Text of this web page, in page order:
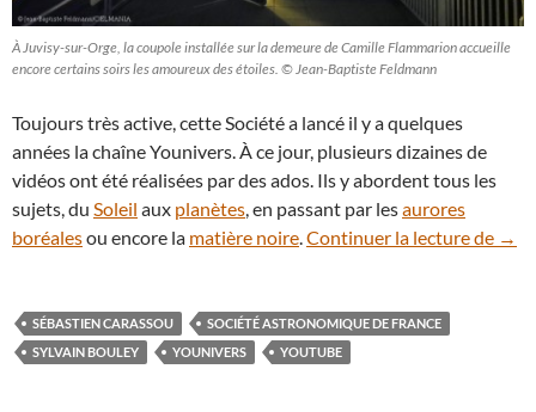
À Juvisy-sur-Orge, la coupole installée sur la demeure de Camille Flammarion accueille
encore certains soirs les amoureux des étoiles. © Jean-Baptiste Feldmann
Toujours très active, cette Société a lancé il y a quelques
années la chaîne Younivers. À ce jour, plusieurs dizaines de
vidéos ont été réalisées par des ados. Ils y abordent tous les
sujets, du Soleil aux planètes, en passant par lesaurores
boréalesou encore la matière noire.Continuer la lecture de →
SÉBASTIEN CARASSOU
SOCIÉTÉ ASTRONOMIQUE DE FRANCE
SYLVAIN BOULEY
YOUNIVERS YOUTUBE